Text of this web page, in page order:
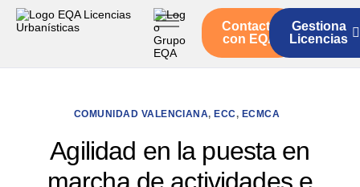
Servicios
Contacto
con EQA
Gestiona
Licencias
COMUNIDAD VALENCIANA, ECC, ECMCA
Agilidad en la puesta en